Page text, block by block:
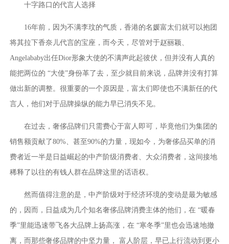
十字路口的代言人选择
16年前，因为不满李玟的气质，香港的名媛富太们就可以抱团
将其拉下香奈儿代言的宝座，而今天，尽管对于赵丽颖、
Angelababy出任Dior形象大使的不满声此起彼伏，但并没有人真的
能把两位的 “大使”身份革了去，至少就目前来说，品牌并没有打算
做出新的调整。很重要的一个原因是，富太们即使也不满新任的代
言人，他们对于品牌操纵的能力早已消失不见。
在过去，奢侈品牌们只需费心于富人即可，毕竟他们为集团的
销售额贡献了80%、甚至90%的力量，现如今，为奢侈品买单的消
费者近一半是日益崛起的中产阶级消费者、大众消费者，这间接地
稀释了以往的有钱人群在品牌这里的话语权。
然而值得注意的是，中产阶级对于经济环境的变动是最为敏感
的，因而，日益成为几个知名奢侈品牌消费主体的他们，在 “暖春
季”里能迅速带飞各大品牌上扬高涨，在 “寒冬季”里也会迅速地撤
离，而那些奢侈品牌的中坚力量， 富人阶层，早已上行流动到更小